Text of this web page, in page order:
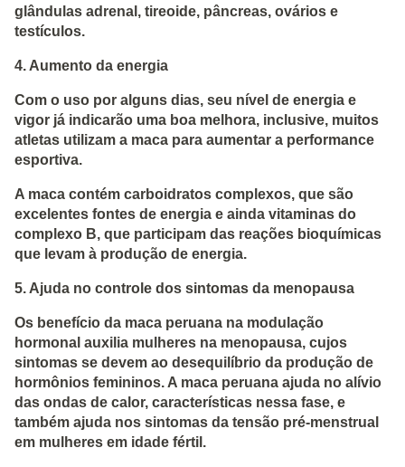
glândulas adrenal, tireoide, pâncreas, ovários e
testículos.
4. Aumento da energia
Com o uso por alguns dias, seu nível de energia e
vigor já indicarão uma boa melhora, inclusive, muitos
atletas utilizam a maca para aumentar a performance
esportiva.
A maca contém carboidratos complexos, que são
excelentes fontes de energia e ainda vitaminas do
complexo B, que participam das reações bioquímicas
que levam à produção de energia.
5. Ajuda no controle dos sintomas da menopausa
Os benefício da maca peruana na modulação
hormonal auxilia mulheres na menopausa, cujos
sintomas se devem ao desequilíbrio da produção de
hormônios femininos. A maca peruana ajuda no alívio
das ondas de calor, características nessa fase, e
também ajuda nos sintomas da tensão pré-menstrual
em mulheres em idade fértil.